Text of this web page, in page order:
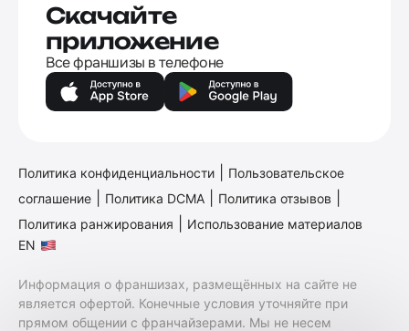
Скачайте
приложение
Все франшизы в телефоне
Политика конфиденциальности
Пользовательское
соглашение
Политика DCMA Политика отзывов
Политика ранжирования
Использование материалов
EN
Информация о франшизах, размещённых на сайте не
является офертой. Конечные условия уточняйте при
прямом общении с франчайзерами. Мы не несем